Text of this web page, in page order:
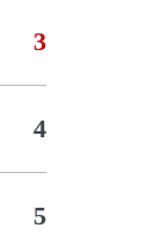
3
4
5